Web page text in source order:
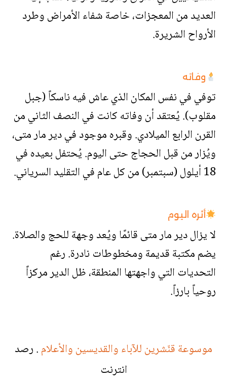
العديد من المعجزات، خاصة شفاء الأمراض وطرد
الأرواح الشريرة.
وفاته
توفي في نفس المكان الذي عاش فيه ناسكاً (جبل
مقلوب). يُعتقد أن وفاته كانت في النصف الثاني من
القرن الرابع الميلادي. وقبره موجود في دير مار متى،
ويُزار من قبل الحجاج حتى اليوم. يُحتفل بعيده في
18 أيلول (سبتمبر) من كل عام في التقليد السرياني.
أثره اليوم
لا يزال دير مار متى قائمًا ويُعد وجهة للحج والصلاة.
يضم مكتبة قديمة ومخطوطات نادرة. رغم
التحديات التي واجهتها المنطقة، ظل الدير مركزاً
روحياً بارزاً.
موسوعة قنّشرين للآباء والقديسين والأعلام. رصد
انترنت